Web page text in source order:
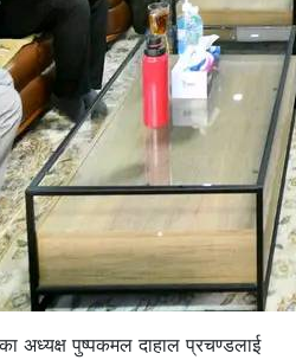
अध्यक्ष पुष्पकमल दाहाल प्रचण्डलाई